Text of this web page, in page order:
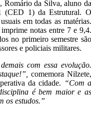
Romário da Silva, aluno da
(CED 1) da Estrutural. O
em todas as matérias.
notas entre 7 e 9,4.
no primeiro semestre são
e policiais militares.
com essa evolução.
comemora Nilzete,
da cidade. “Com a
é bem maior e as
os estudos.”